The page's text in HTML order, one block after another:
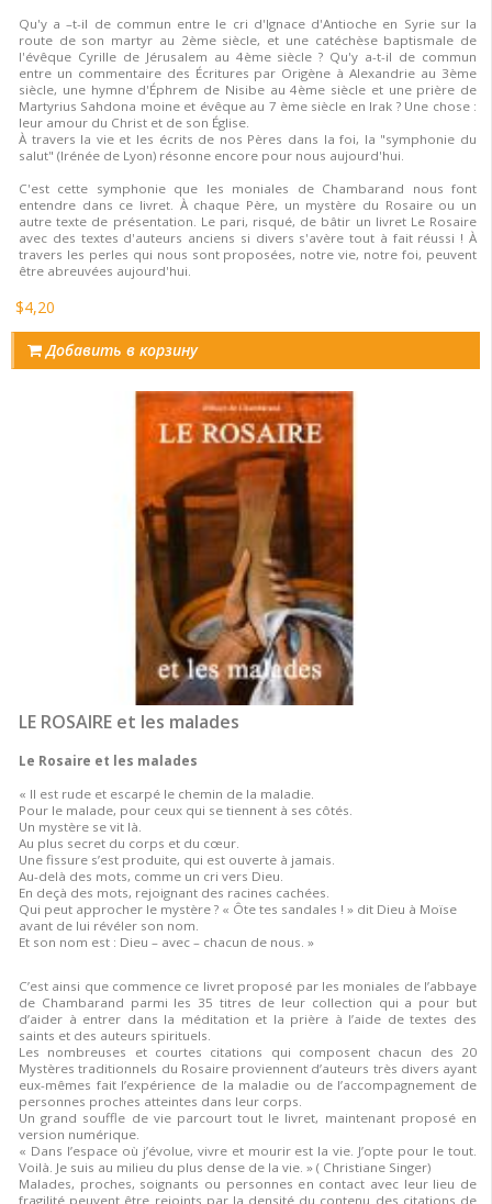
Qu'y a –t-il de commun entre le cri d'Ignace d'Antioche en Syrie sur la
route de son martyr au 2ème siècle, et une catéchèse baptismale de
l'évêque Cyrille de Jérusalem au 4ème siècle ? Qu'y a-t-il de commun
entre un commentaire des Écritures par Origène à Alexandrie au 3ème
siècle, une hymne d'Éphrem de Nisibe au 4ème siècle et une prière de
Martyrius Sahdona moine et évêque au 7 ème siècle en Irak ? Une chose :
leur amour du Christ et de son Église.
À travers la vie et les écrits de nos Pères dans la foi, la "symphonie du
salut" (Irénée de Lyon) résonne encore pour nous aujourd'hui.
C'est cette symphonie que les moniales de Chambarand nous font
entendre dans ce livret. À chaque Père, un mystère du Rosaire ou un
autre texte de présentation. Le pari, risqué, de bâtir un livret Le Rosaire
avec des textes d'auteurs anciens si divers s'avère tout à fait réussi ! À
travers les perles qui nous sont proposées, notre vie, notre foi, peuvent
être abreuvées aujourd'hui.
$4,20
Добавить в корзину
LE ROSAIRE et les malades
Le Rosaire et les malades
« Il est rude et escarpé le chemin de la maladie.
Pour le malade, pour ceux qui se tiennent à ses côtés.
Un mystère se vit là.
Au plus secret du corps et du cœur.
Une fissure s’est produite, qui est ouverte à jamais.
Au-delà des mots, comme un cri vers Dieu.
En deçà des mots, rejoignant des racines cachées.
Qui peut approcher le mystère ? « Ôte tes sandales ! » dit Dieu à Moïse
avant de lui révéler son nom.
Et son nom est : Dieu – avec – chacun de nous. »
C’est ainsi que commence ce livret proposé par les moniales de l’abbaye
de Chambarand parmi les 35 titres de leur collection qui a pour but
d’aider à entrer dans la méditation et la prière à l’aide de textes des
saints et des auteurs spirituels.
Les nombreuses et courtes citations qui composent chacun des 20
Mystères traditionnels du Rosaire proviennent d’auteurs très divers ayant
eux-mêmes fait l’expérience de la maladie ou de l’accompagnement de
personnes proches atteintes dans leur corps.
Un grand souffle de vie parcourt tout le livret, maintenant proposé en
version numérique.
« Dans l’espace où j’évolue, vivre et mourir est la vie. J’opte pour le tout.
Voilà. Je suis au milieu du plus dense de la vie. » ( Christiane Singer)
Malades, proches, soignants ou personnes en contact avec leur lieu de
fragilité peuvent être rejoints par la densité du contenu des citations de